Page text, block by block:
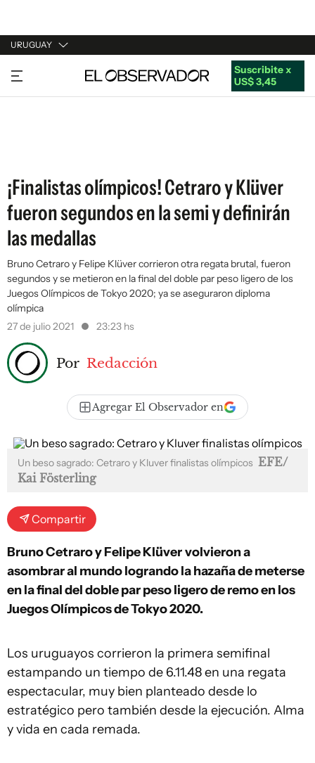
URUGUAY
URUGUAY
ARGENTINA
Suscribite x
US$ 3,45
¡Finalistas olímpicos! Cetraro y Klüver
fueron segundos en la semi y definirán
las medallas
Bruno Cetraro y Felipe Klüver corrieron otra regata brutal, fueron
segundos y se metieron en la final del doble par peso ligero de los
Juegos Olímpicos de Tokyo 2020; ya se aseguraron diploma
olímpica
27 de julio 2021
23:23 hs
Por Redacción
Agregar El Observador en
Un beso sagrado: Cetraro y Kluver finalistas olímpicos EFE/
Kai Fösterling
Compartir
Bruno Cetraro y Felipe Klüvervolvieron a
asombrar al mundo logrando la hazaña de meterse
en la final del doble par peso ligero de remo en los
Juegos Olímpicos de Tokyo 2020.
Los uruguayos corrieron la primera semifinal
estampando un tiempo de 6.11.48 en una regata
espectacular, muy bien planteado desde lo
estratégico pero también desde la ejecución. Alma
y vida en cada remada.